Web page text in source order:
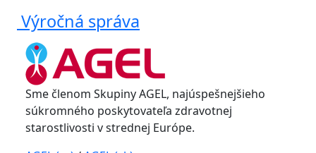
Výročná správa
Sme členom Skupiny AGEL, najúspešnejšieho
súkromného poskytovateľa zdravotnej
starostlivosti v strednej Európe.